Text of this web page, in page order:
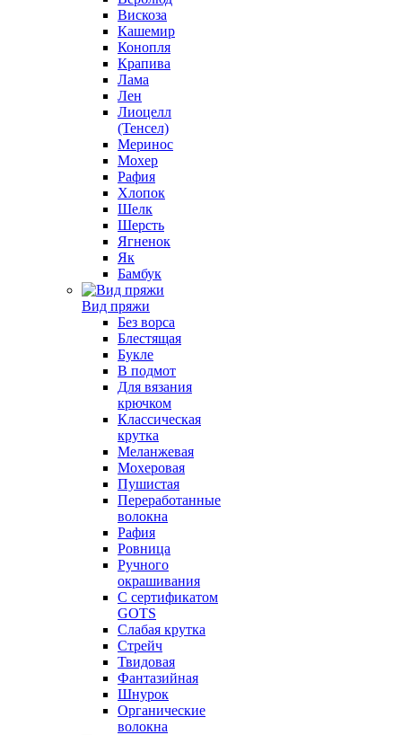
Вискоза
Кашемир
Конопля
Крапива
Лама
Лен
Лиоцелл
(Тенсел)
Меринос
Мохер
Рафия
Хлопок
Шелк
Шерсть
Ягненок
Як
Бамбук
Вид пряжи
Без ворса
Блестящая
Букле
В подмот
Для вязания
крючком
Классическая
крутка
Меланжевая
Мохеровая
Пушистая
Переработанные
волокна
Рафия
Ровница
Ручного
окрашивания
С сертификатом
GOTS
Слабая крутка
Стрейч
Твидовая
Фантазийная
Шнурок
Органические
волокна